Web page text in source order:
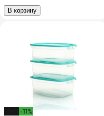
В корзину
-11%